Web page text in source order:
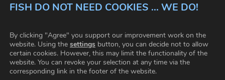
WSZYSCY DZIAŁAMY RAZEM
NIEPODWAŻALNE FAKTY
ZASADY I WARUNKI
FAQ
KONTAKT USTAWIENIA CIASTECZKA
FISH DO NOT NEED COOKIES ... WE DO!
By clicking "Agree" you support our improvement work on the
website. Using the settings button, you can decide not to allow
certain cookies. However, this may limit the functionality of the
website. You can revoke your selection at any time via the
corresponding link in the footer of the website.